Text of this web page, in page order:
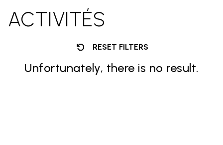
ACTIVITÉS
RESET FILTERS
Unfortunately, there is no result.